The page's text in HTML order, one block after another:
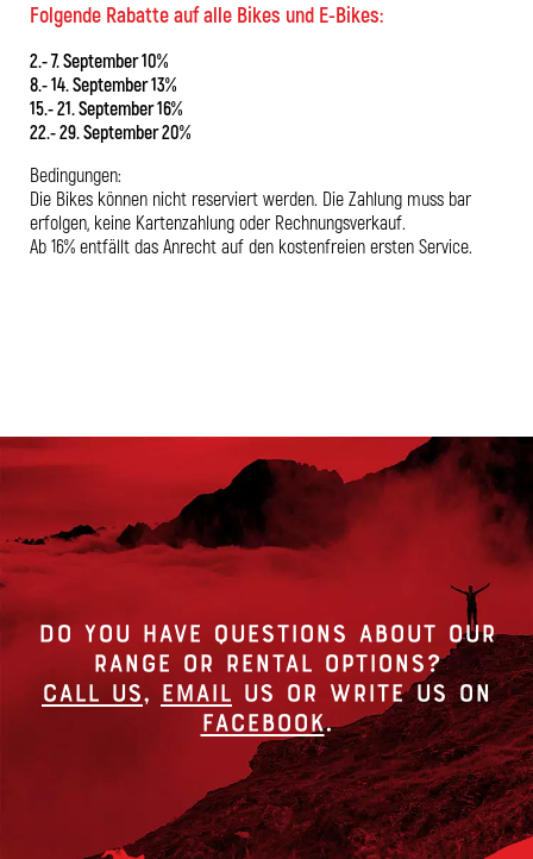
Folgende Rabatte auf alle Bikes und E-Bikes:
2.- 7. September 10%
8.- 14. September 13%
15.- 21. September 16%
22.- 29. September 20%
Bedingungen:
Die Bikes können nicht reserviert werden. Die Zahlung muss bar
erfolgen, keine Kartenzahlung oder Rechnungsverkauf.
Ab 16% entfällt das Anrecht auf den kostenfreien ersten Service.
DO YOU HAVE QUESTIONS ABOUT OUR
RANGE OR RENTAL OPTIONS?
Call us, Email us or write us on
Facebook.